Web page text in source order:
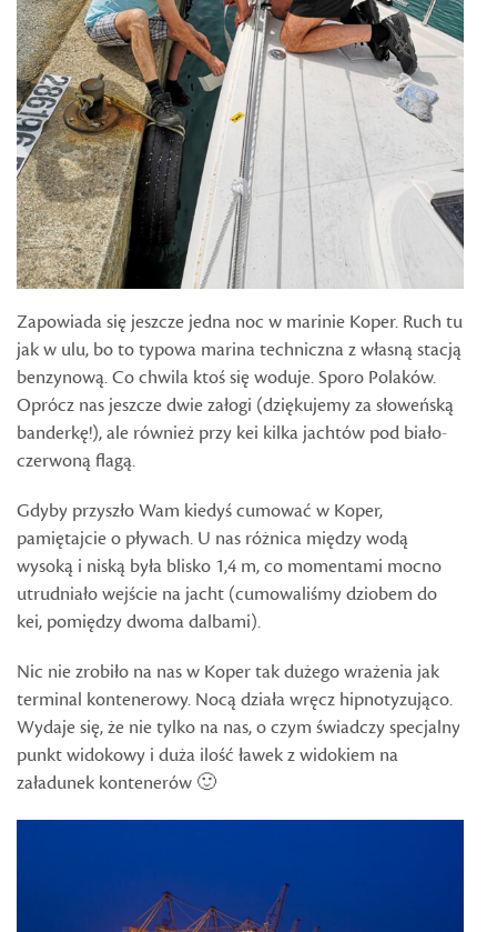
Zapowiada się jeszcze jedna noc w marinie Koper. Ruch tu
jak w ulu, bo to typowa marina techniczna z własną stacją
benzynową. Co chwila ktoś się woduje. Sporo Polaków.
Oprócz nas jeszcze dwie załogi (dziękujemy za słoweńską
banderkę!), ale również przy kei kilka jachtów pod biało-
czerwoną flagą.
Gdyby przyszło Wam kiedyś cumować w Koper,
pamiętajcie o pływach. U nas różnica między wodą
wysoką i niską była blisko 1,4 m, co momentami mocno
utrudniało wejście na jacht (cumowaliśmy dziobem do
kei, pomiędzy dwoma dalbami).
Nic nie zrobiło na nas w Koper tak dużego wrażenia jak
terminal kontenerowy. Nocą działa wręcz hipnotyzująco.
Wydaje się, że nie tylko na nas, o czym świadczy specjalny
punkt widokowy i duża ilość ławek z widokiem na
załadunek kontenerów 🙂